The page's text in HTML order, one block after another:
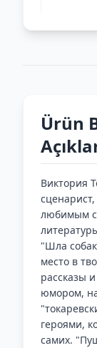
Ürün
Виктория
любимым с
"Шла
место в
рассказы
юмором,
героями,
самих.